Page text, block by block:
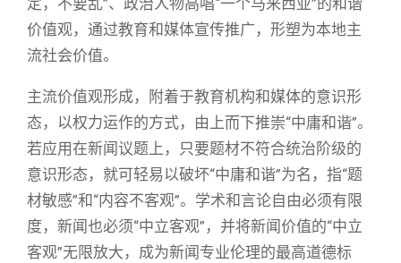
定，不要乱”、政治人物高唱“一个马来西亚”的和谐
价值观，通过教育和媒体宣传推广，形塑为本地主
流社会价值。
主流价值观形成，附着于教育机构和媒体的意识形
态，以权力运作的方式，由上而下推崇“中庸和谐”。
若应用在新闻议题上，只要题材不符合统治阶级的
意识形态，就可轻易以破坏“中庸和谐”为名，指“题
材敏感”和“内容不客观”。学术和言论自由必须有限
度，新闻也必须“中立客观”，并将新闻价值的“中立
客观”无限放大，成为新闻专业伦理的最高道德标